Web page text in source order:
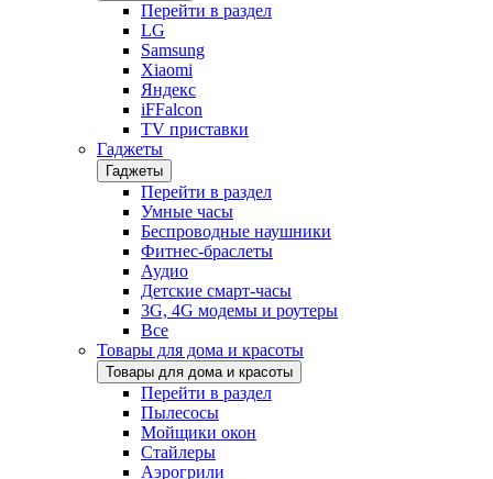
Перейти в раздел
LG
Samsung
Xiaomi
Яндекс
iFFalcon
TV приставки
Гаджеты
Гаджеты
Перейти в раздел
Умные часы
Беспроводные наушники
Фитнес-браслеты
Аудио
Детские смарт-часы
3G, 4G модемы и роутеры
Все
Товары для дома и красоты
Товары для дома и красоты
Перейти в раздел
Пылесосы
Мойщики окон
Стайлеры
Аэрогрили